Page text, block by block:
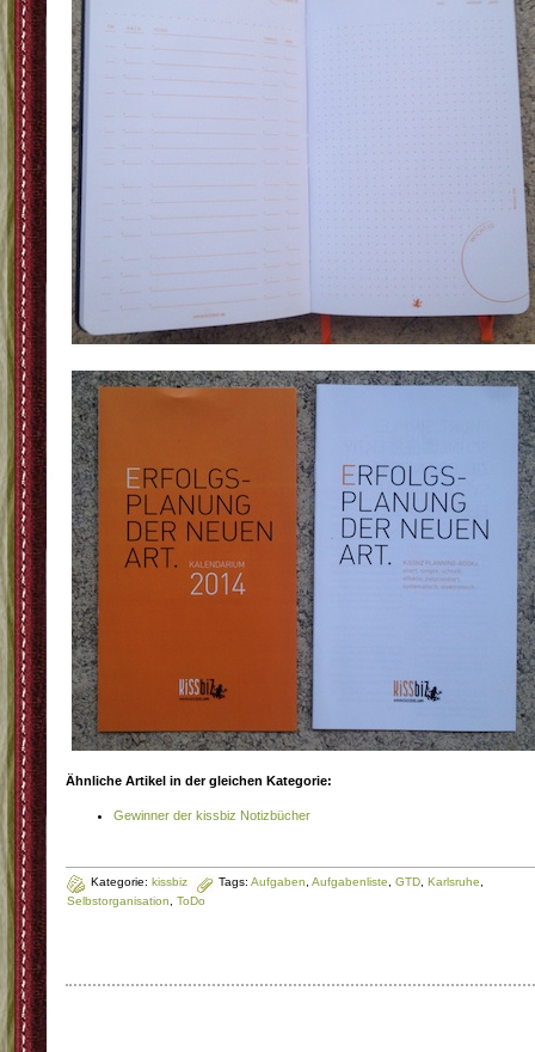
Ähnliche Artikel in der gleichen Kategorie:
Gewinner der kissbiz Notizbücher
Kategorie: kissbiz Tags: Aufgaben Aufgabenliste GTD Karlsruhe
Selbstorganisation
ToDo